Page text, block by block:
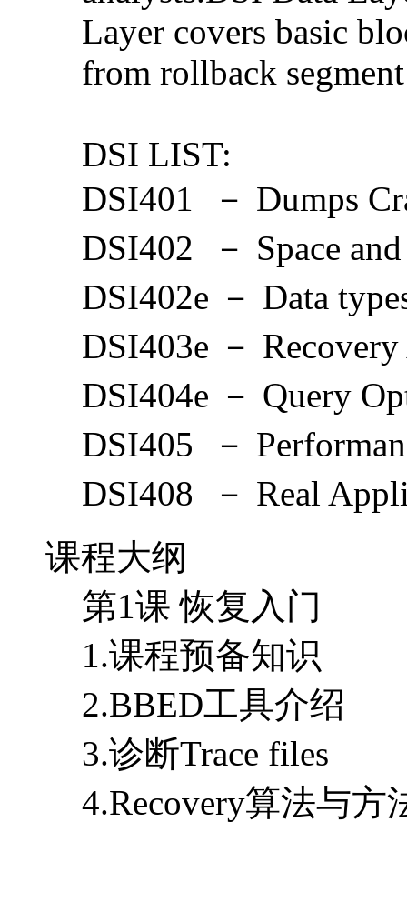
Layer covers basic
from rollback
DSI LIST:
DSI401 － Dumps
DSI402 － Space
DSI402e － Data
DSI403e －
DSI404e － Query
DSI405 －
DSI408 － Real
课程大纲
第1课 恢复入门
1.课程预备知识
2.BBED工具介绍
3.诊断Trace files
4.Recovery算法与方